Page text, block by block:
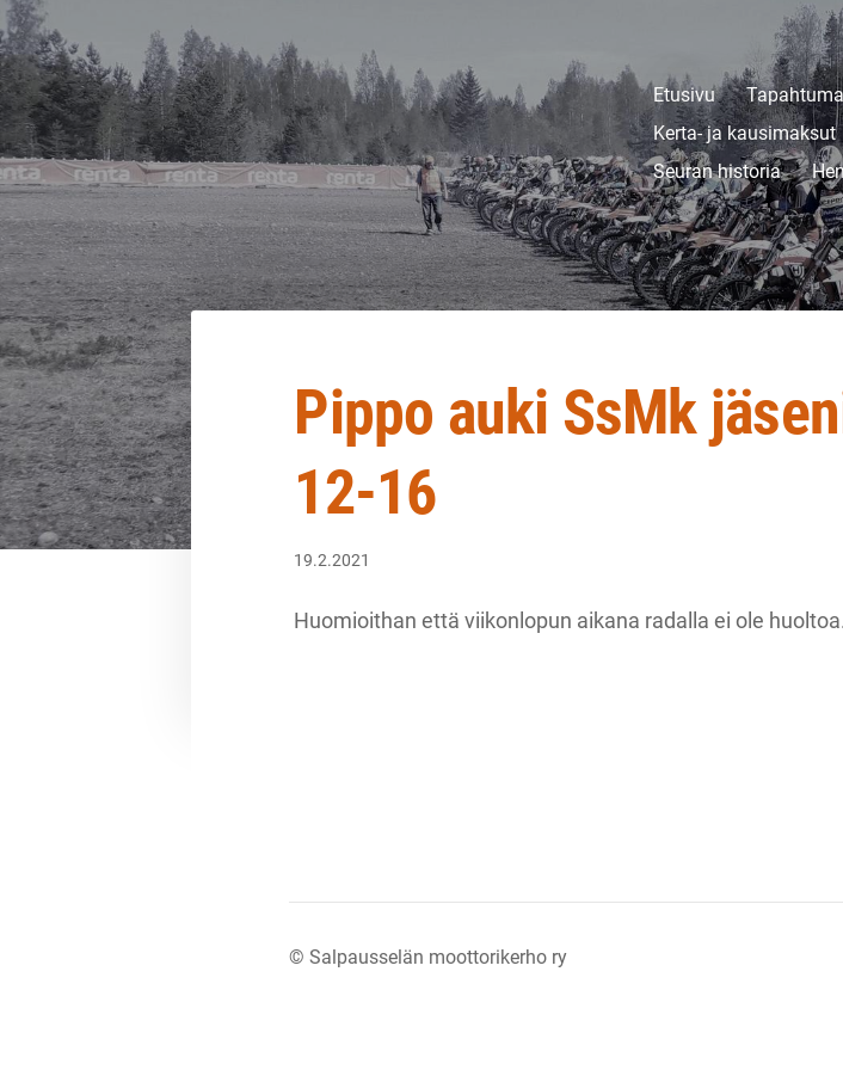
Siirry
sivun
sisältöön
Sivuston etusivulle
Etusivu
Kerta- ja kausimaksut
Seuran historia
Pippo auki SsMk
12-16
19.2.2021
Huomioithan että viikonlopun aikana radalla ei ole huoltoa.
© Salpausselän moottorikerho ry